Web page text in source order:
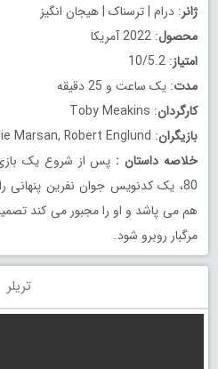
ژانر: درام | ترسناک | هیجان انگیز
محصول: 2022 آمریکا
امتیاز: 10/5.2
مدت: یک ساعت و 25 دقیقه
کارگردان: Toby Meakins
بازیگران: Asa Butterfield, Eddie Marsan, Robert Englund
خلاصه داستان : پس از شروع یک
80، یک کدنویس جوان نفرین پنهانی
هم می پاشد و او را مجبور می کند
مرگبار روبرو شود.
تریلر